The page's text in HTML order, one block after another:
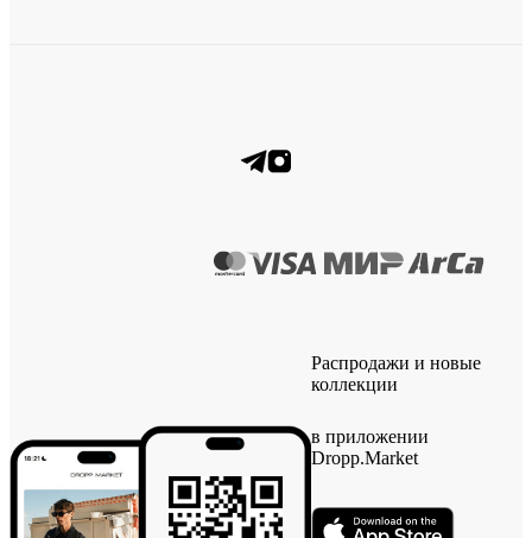
Распродажи и новые
коллекции
в приложении
Dropp.Market